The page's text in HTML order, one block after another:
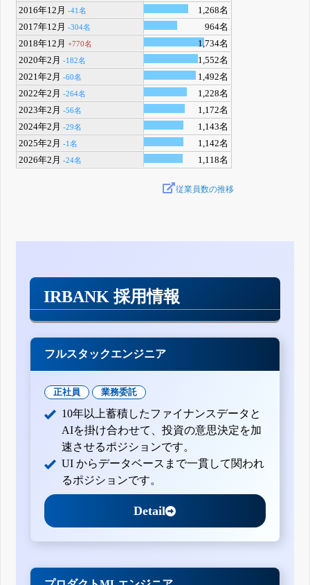
2016年12月-41名
1,268名
2017年12月-304名
964名
2018年12月+770名
1,734名
2020年2月-182名
1,552名
2021年2月-60名
1,492名
2022年2月-264名
1,228名
2023年2月-56名
1,172名
2024年2月-29名
1,143名
2025年2月-1名
1,142名
2026年2月-24名 1,118名
従業員数の推移
IRBANK 採用情報
フルスタックエンジニア
正社員 業務委託
10年以上蓄積したファイナンスデータと
AIを掛け合わせて、投資の意思決定を加
速させるポジションです。
UI からデータベースまで一貫して関われ
るポジションです。
Detail